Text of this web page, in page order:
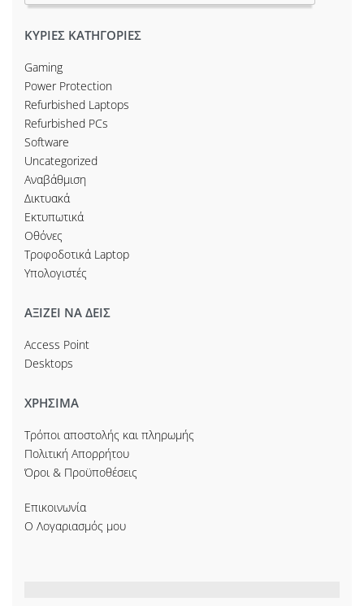
ΚΥΡΙΕΣ ΚΑΤΗΓΟΡΙΕΣ
Gaming
Power Protection
Refurbished Laptops
Refurbished PCs
Software
Uncategorized
Αναβάθμιση
Δικτυακά
Εκτυπωτικά
Οθόνες
Τροφοδοτικά Laptop
Υπολογιστές
ΑΞΙΖΕΙ ΝΑ ΔΕΙΣ
Access Point
Desktops
ΧΡΗΣΙΜΑ
Τρόποι αποστολής και πληρωμής
Πολιτική Απορρήτου
Όροι & Προϋποθέσεις
Επικοινωνία
Ο Λογαριασμός μου